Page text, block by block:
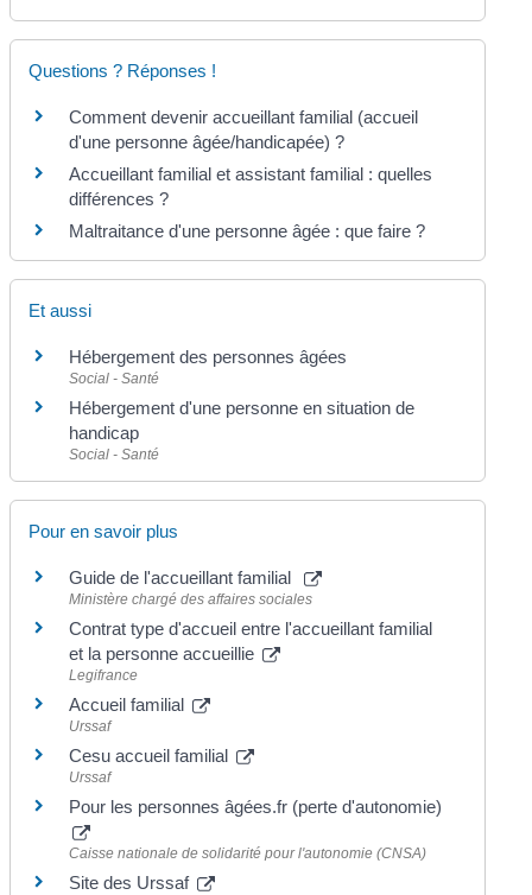
Questions ? Réponses !
Comment devenir accueillant familial (accueil
d'une personne âgée/handicapée) ?
Accueillant familial et assistant familial : quelles
différences ?
Maltraitance d'une personne âgée : que faire ?
Et aussi
Hébergement des personnes âgées
Social - Santé
Hébergement d'une personne en situation de
handicap
Social - Santé
Pour en savoir plus
Guide de l'accueillant familial
Ministère chargé des affaires sociales
Contrat type d'accueil entre l'accueillant familial
et la personne accueillie
Legifrance
Accueil familial
Urssaf
Cesu accueil familial
Urssaf
Pour les personnes âgées.fr (perte d'autonomie)
Caisse nationale de solidarité pour l'autonomie (CNSA)
Site des Urssaf